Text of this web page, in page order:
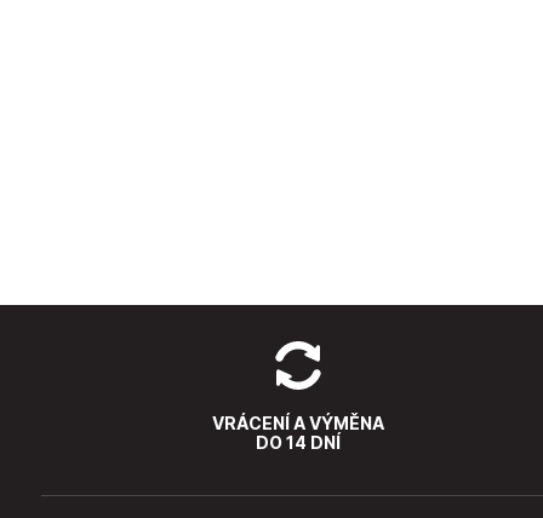
VRÁCENÍ A VÝMĚNA
DO 14 DNÍ